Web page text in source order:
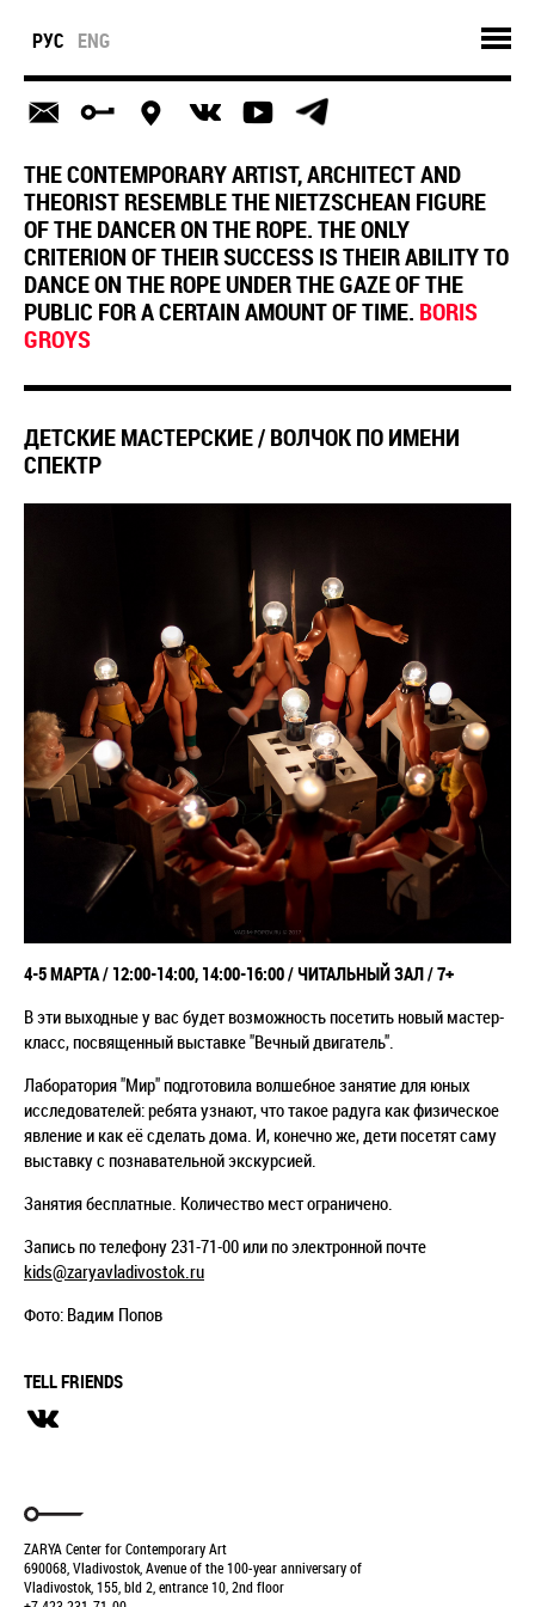
РУС ENG
THE CONTEMPORARY ARTIST, ARCHITECT AND
THEORIST RESEMBLE THE NIETZSCHEAN FIGURE
OF THE DANCER ON THE ROPE. THE ONLY
CRITERION OF THEIR SUCCESS IS THEIR ABILITY TO
DANCE ON THE ROPE UNDER THE GAZE OF THE
PUBLIC FOR A CERTAIN AMOUNT OF TIME. BORIS
GROYS
ДЕТСКИЕ МАСТЕРСКИЕ / ВОЛЧОК ПО ИМЕНИ
СПЕКТР
4-5 МАРТА / 12:00-14:00, 14:00-16:00 / ЧИТАЛЬНЫЙ ЗАЛ / 7+
В эти выходные у вас будет возможность посетить новый мастер-
класс, посвященный выставке "Вечный двигатель".
Лаборатория "Мир" подготовила волшебное занятие для юных
исследователей: ребята узнают, что такое радуга как физическое
явление и как её сделать дома. И, конечно же, дети посетят саму
выставку с познавательной экскурсией.
Занятия бесплатные. Количество мест ограничено.
Запись по телефону 231-71-00 или по электронной почте
kids@zaryavladivostok.ru
Фото: Вадим Попов
TELL FRIENDS
ZARYA Center for Contemporary Art
690068, Vladivostok, Avenue of the 100-year anniversary of
Vladivostok, 155, bld 2, entrance 10, 2nd floor